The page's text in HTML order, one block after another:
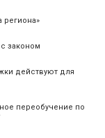
законом
действуют для
переобучение по